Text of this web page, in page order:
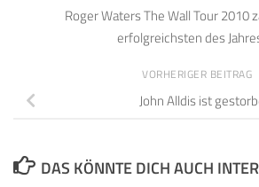
Roger Waters The Wall Tour 2010
erfolgreichsten des
VORHERIGER BEITRAG
John Alldis ist
DAS KÖNNTE DICH AUCH